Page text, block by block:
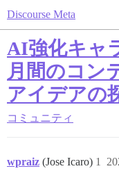
Discourse Meta
AI強化キャ
月間のコン
アイデアの
コミュニティ
wpraiz (Jose Icaro) 1